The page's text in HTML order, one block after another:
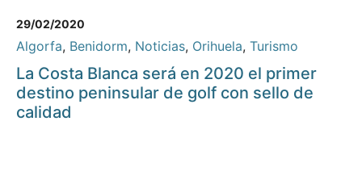
29/02/2020
Algorfa, Benidorm, Noticias, Orihuela, Turismo
La Costa Blanca será en 2020 el primer
destino peninsular de golf con sello de
calidad